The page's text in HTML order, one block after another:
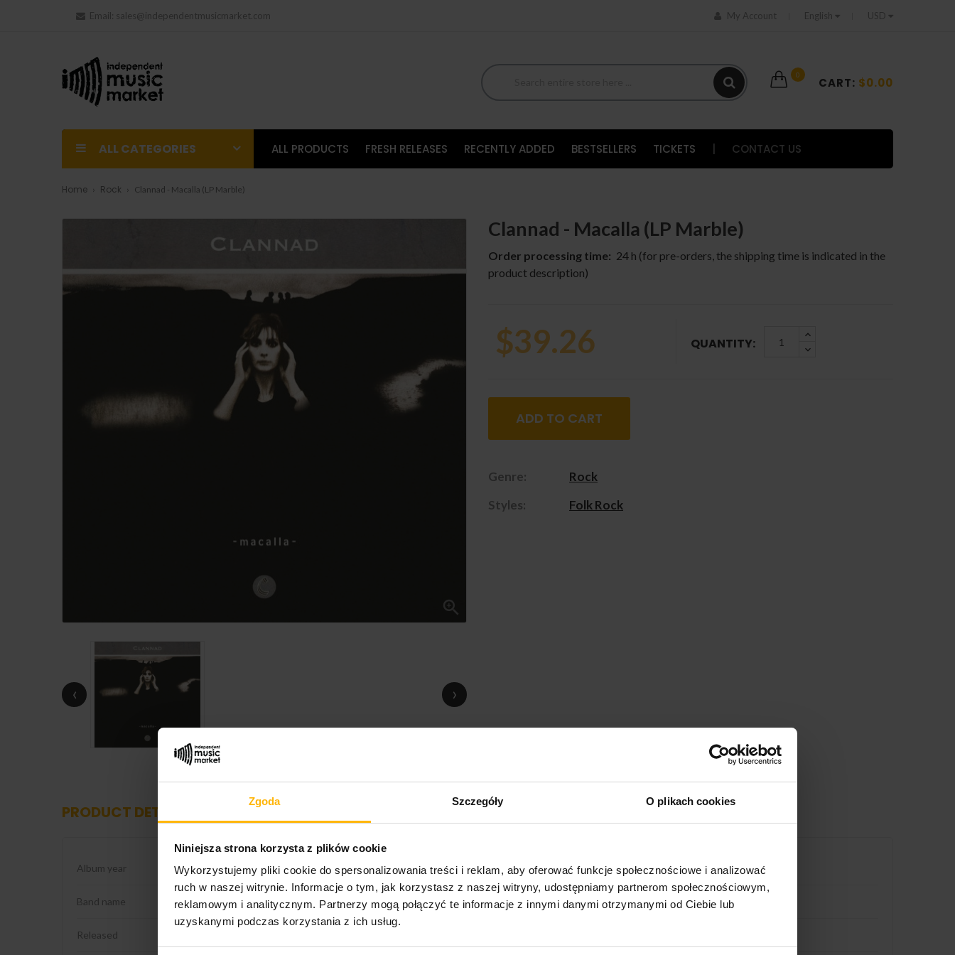
Zgoda Szczegóły O plikach cookies
Niniejsza strona korzysta z plików cookie
Wykorzystujemy pliki cookie do spersonalizowania treści i reklam, aby oferować funkcje społecznościowe i analizować
ruch w naszej witrynie. Informacje o tym, jak korzystasz z naszej witryny, udostępniamy partnerom społecznościowym,
reklamowym i analitycznym. Partnerzy mogą połączyć te informacje z innymi danymi otrzymanymi od Ciebie lub
uzyskanymi podczas korzystania z ich usług.
Email: sales@independentmusicmarket.com My Account English USD
0
CART: $0.00
ALL CATEGORIES ALL PRODUCTS FRESH RELEASES RECENTLY ADDED BESTSELLERS TICKETS CONTACT US
Home Rock Clannad - Macalla (LP Marble)

‹ ›
Clannad - Macalla (LP Marble)
Order processing time: 24 h (for pre-orders, the shipping time is indicated in the
product description)
$39.26 QUANTITY:
ADD TO CART
Genre:
Rock
Styles:
Folk Rock
PRODUCT DETAILS
Album year 1985
Band name Clannad
Released